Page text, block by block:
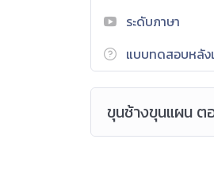
มาตรฐานการเรียนรู้
ตัวชี้วัดระหว่างทาง
ท 1.1 ม.4-6/1ท 1.1 ม
ท 4.1 ม.4-6/2
ระดับภาษา
แบบทดสอบหลัง
ขุนช้างขุนแผน ต